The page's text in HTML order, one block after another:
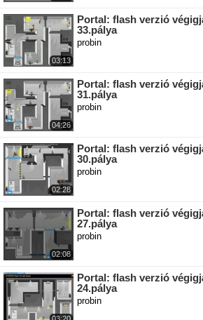
03:13
Portal: flash verzió
33.pálya
probin
04:26
Portal: flash verzió
31.pálya
probin
02:28
Portal: flash verzió
30.pálya
probin
02:08
Portal: flash verzió
27.pálya
probin
Portal: flash verzió
24.pálya
probin